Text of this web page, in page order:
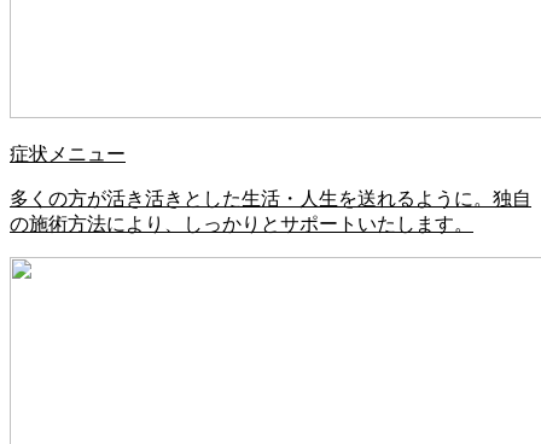
症状メニュー
多くの方が活き活きとした生活・人生を送れるように。独自
の施術方法により、しっかりとサポートいたします。